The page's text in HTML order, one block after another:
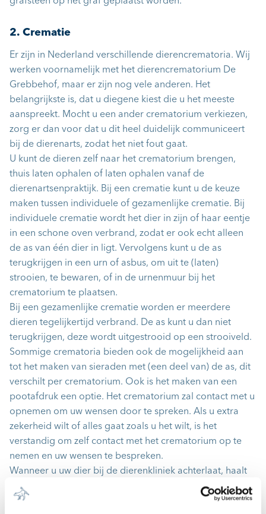
2. Crematie
Er zijn in Nederland verschillende dierencrematoria. Wij
werken voornamelijk met het dierencrematorium De
Grebbehof, maar er zijn nog vele anderen. Het
belangrijkste is, dat u diegene kiest die u het meeste
aanspreekt. Mocht u een ander crematorium verkiezen,
zorg er dan voor dat u dit heel duidelijk communiceert
bij de dierenarts, zodat het niet fout gaat.
U kunt de dieren zelf naar het crematorium brengen,
thuis laten ophalen of laten ophalen vanaf de
dierenartsenpraktijk. Bij een crematie kunt u de keuze
maken tussen individuele of gezamenlijke crematie. Bij
individuele crematie wordt het dier in zijn of haar eentje
in een schone oven verbrand, zodat er ook echt alleen
de as van één dier in ligt. Vervolgens kunt u de as
terugkrijgen in een urn of asbus, om uit te (laten)
strooien, te bewaren, of in de urnenmuur bij het
crematorium te plaatsen.
Bij een gezamenlijke crematie worden er meerdere
dieren tegelijkertijd verbrand. De as kunt u dan niet
terugkrijgen, deze wordt uitgestrooid op een strooiveld.
Sommige crematoria bieden ook de mogelijkheid aan
tot het maken van sieraden met (een deel van) de as, dit
verschilt per crematorium. Ook is het maken van een
pootafdruk een optie. Het crematorium zal contact met u
opnemen om uw wensen door te spreken. Als u extra
zekerheid wilt of alles gaat zoals u het wilt, is het
verstandig om zelf contact met het crematorium op te
nemen en uw wensen te bespreken.
Wanneer u uw dier bij de dierenkliniek achterlaat, haalt
het crematorium hem daar op.
Dus wanneer u specifieke wensen heeft, is het verstandig